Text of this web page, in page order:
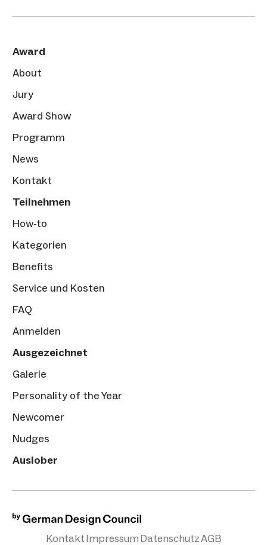
Award
About
Jury
Award Show
Programm
News
Kontakt
Teilnehmen
How-to
Kategorien
Benefits
Service und Kosten
FAQ
Anmelden
Ausgezeichnet
Galerie
Personality of the Year
Newcomer
Nudges
Auslober
KontaktImpressumDatenschutzAGB